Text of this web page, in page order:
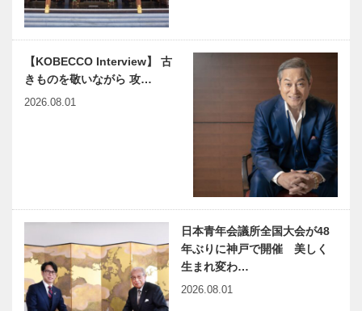
年々増える膵
がん 早期発
見で予後の悪
さを 克服で
きます
回 神戸大学
医学部附属病
院 認知症セ
ンター
神戸偉人伝外伝 ～知られ
ざる偉業～①出光佐三前編
で才能を育み
地域に貢献
NEKOBE｜
んだ坂
NEKOBE｜
【KOBECCO Interview】 古
きものを敬いながら 攻…
2026.08.01
日本青年会議所全国大会が48
年ぶりに神戸で開催 美しく
生まれ変わ…
2026.08.01